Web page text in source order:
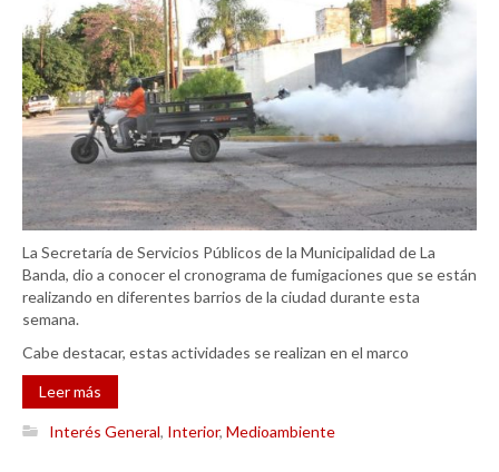
La Secretaría de Servicios Públicos de la Municipalidad de La
Banda, dio a conocer el cronograma de fumigaciones que se están
realizando en diferentes barrios de la ciudad durante esta
semana.
Cabe destacar, estas actividades se realizan en el marco
Leer más
Interés General, Interior, Medioambiente